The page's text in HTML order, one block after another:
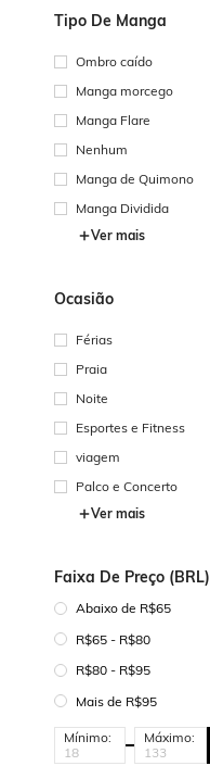
Tipo De Manga
Ombro caído
Manga morcego
Manga Flare
Nenhum
Manga de Quimono
Manga Dividida
Ver mais
Ocasião
Férias
Praia
Noite
Esportes e Fitness
viagem
Palco e Concerto
Ver mais
Faixa De Preço (BRL)
Abaixo de R$65
R$65 - R$80
R$80 - R$95
Mais de R$95
Mínimo: Máximo: